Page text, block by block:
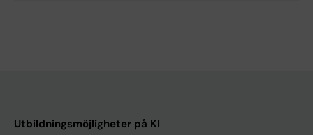
Utbildningsmöjligheter på KI